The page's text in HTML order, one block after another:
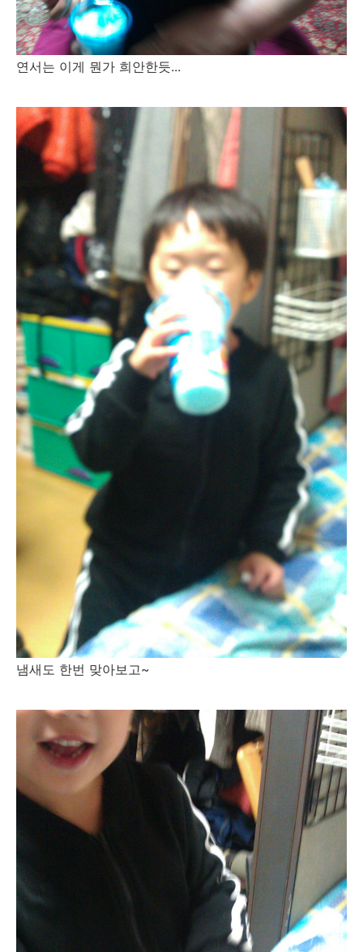
연서는 이게 뭔가 희안한듯...
냄새도 한번 맞아보고~